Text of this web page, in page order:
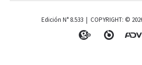
Edición N° 8.533 | COPYRIGHT: ©